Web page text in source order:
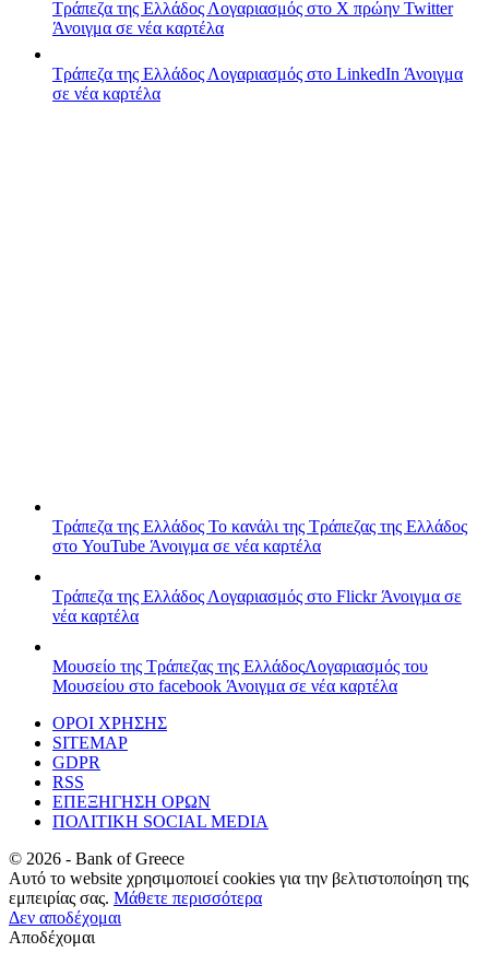
Τράπεζα της Ελλάδος Λογαριασμός στο X πρώην Twitter
Άνοιγμα σε νέα καρτέλα
Τράπεζα της Ελλάδος Λογαριασμός στο LinkedIn Άνοιγμα
σε νέα καρτέλα
Τράπεζα της Ελλάδος Το κανάλι της Τράπεζας της Ελλάδος
στο YouTube Άνοιγμα σε νέα καρτέλα
Τράπεζα της Ελλάδος Λογαριασμός στο FlickrΆνοιγμα σε
νέα καρτέλα
Μουσείο της Τράπεζας της ΕλλάδοςΛογαριασμός του
Μουσείου στο facebook Άνοιγμα σε νέα καρτέλα
ΟΡΟΙ ΧΡΗΣΗΣ
SITEMAP
GDPR
RSS
ΕΠΕΞΗΓΗΣΗ ΟΡΩΝ
ΠΟΛΙΤΙΚΗ SOCIAL MEDIA
© 2026 - Bank of Greece
Αυτό το website χρησιμοποιεί cookies για την βελτιστοποίηση της
εμπειρίας σας. Μάθετε περισσότερα
Δεν αποδέχομαι
Αποδέχομαι